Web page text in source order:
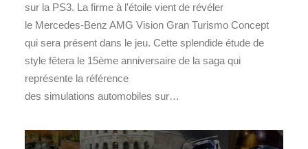
sur la PS3. La firme à l'étoile vient de révéler
le Mercedes-Benz AMG Vision Gran Turismo Concept
qui sera présent dans le jeu. Cette splendide étude de
style fêtera le 15ème anniversaire de la saga qui
représente la référence
des simulations automobiles sur…